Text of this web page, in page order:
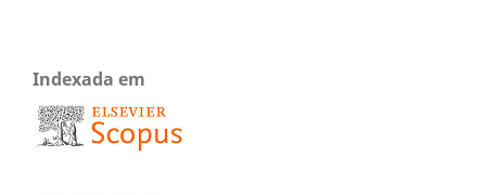
Indexada em